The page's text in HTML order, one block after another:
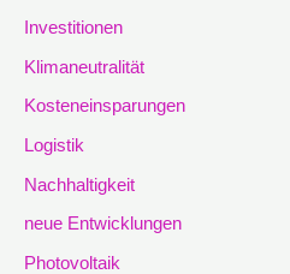
Investitionen
Klimaneutralität
Kosteneinsparungen
Logistik
Nachhaltigkeit
neue Entwicklungen
Photovoltaik